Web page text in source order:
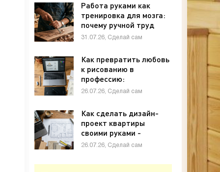
Работа руками как
тренировка для мозга:
почему ручной труд
полезен для памяти и
31.07.26, Сделай сам
Как превратить любовь
к рисованию в
профессию:
графический дизайн с
26.07.26, Сделай сам
Как сделать дизайн-
проект квартиры
своими руками -
«Своими руками»
26.07.26, Сделай сам